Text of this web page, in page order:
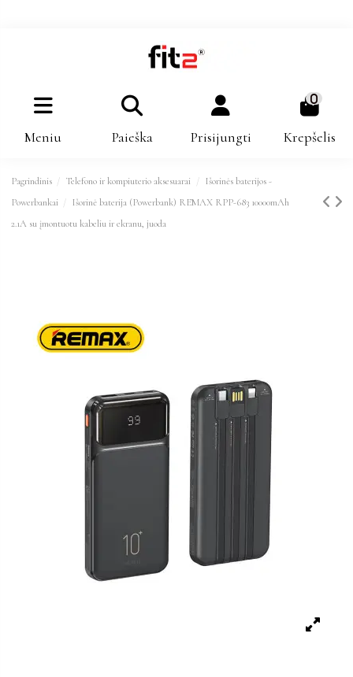
Meniu Paieška Prisijungti
0
Krepšelis
Pagrindinis Telefono ir kompiuterio aksesuarai
Išorinės baterijos -
Powerbankai
Išorinė baterija (Powerbank) REMAX RPP-683 10000mAh
2.1A su įmontuotu kabeliu ir ekranu, juoda